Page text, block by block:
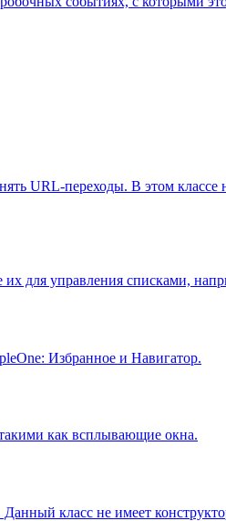
URL-переходы. В этом классе
для управления списками,
Избранное и Навигатор.
как всплывающие окна.
класс не имеет